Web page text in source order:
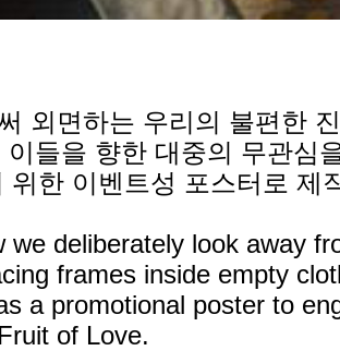
외면하는 우리의 불편한
들을 향한 대중의 무관심
한 이벤트성 포스터로 제
deliberately look away
frames inside empty
a promotional poster to
of Love.